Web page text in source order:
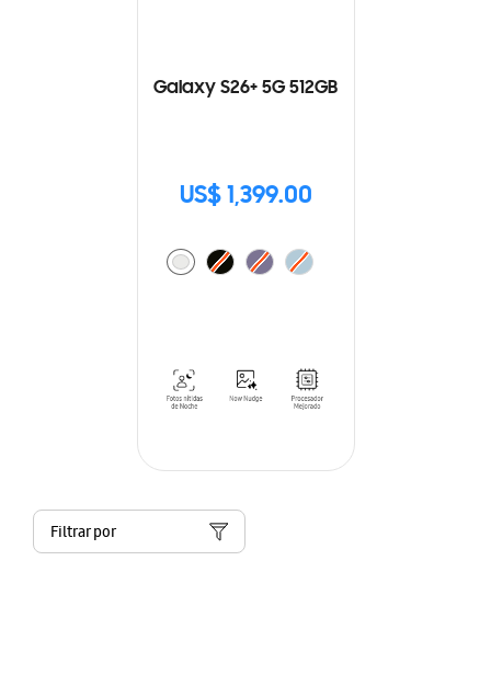
Galaxy S26+ 5G 512GB
US$ 1,399.00
Filtrar por